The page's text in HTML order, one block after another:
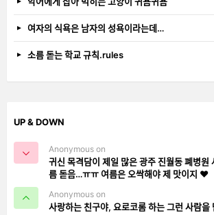
여자의 식욕은 남자의 성욕이라는데…
소름 돋는 학교 규칙.rules
UP & DOWN
Anonymous on
귀신 목격담이 제일 많은 광주 진월동
름 돋음…ㅠㅠ 여름은 오싹해야 제 맛이지 ❤️
Anonymous on
사랑하는 친구야, 요로코롬 하는 그런 사람을